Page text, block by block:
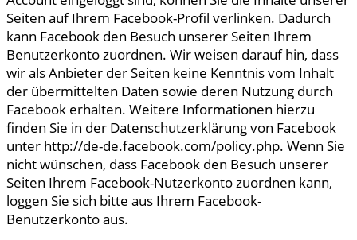
Seiten auf Ihrem Facebook-Profil verlinken. Dadurch
kann Facebook den Besuch unserer Seiten Ihrem
Benutzerkonto zuordnen. Wir weisen darauf hin, dass
wir als Anbieter der Seiten keine Kenntnis vom Inhalt
der übermittelten Daten sowie deren Nutzung durch
Facebook erhalten. Weitere Informationen hierzu
finden Sie in der Datenschutzerklärung von Facebook
unter http://de-de.facebook.com/policy.php. Wenn Sie
nicht wünschen, dass Facebook den Besuch unserer
Seiten Ihrem Facebook-Nutzerkonto zuordnen kann,
loggen Sie sich bitte aus Ihrem Facebook-
Benutzerkonto aus.